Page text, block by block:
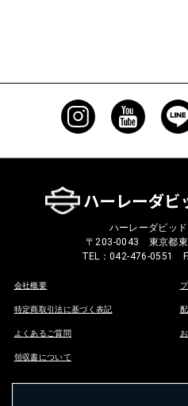
ハーレーダビッ
〒203-0043 東京都東
TEL：042-476-0551
会社概要
特定商取引法に基づく表記
よくあるご質問
領収書について